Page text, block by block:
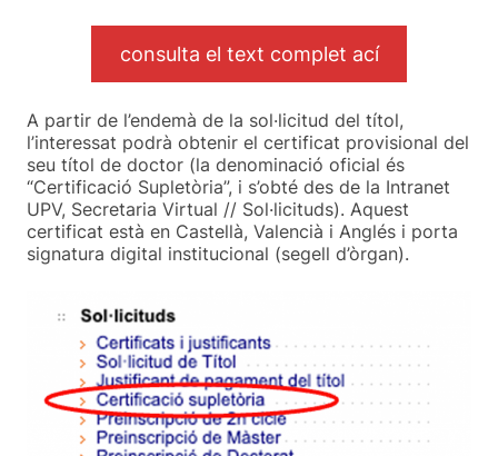
consulta el text complet ací
A partir de l’endemà de la sol·licitud del títol,
l’interessat podrà obtenir el certificat provisional del
seu títol de doctor (la denominació oficial és
“Certificació Supletòria”, i s’obté des de la Intranet
UPV, Secretaria Virtual // Sol·licituds). Aquest
certificat està en Castellà, Valencià i Anglés i porta
signatura digital institucional (segell d’òrgan).